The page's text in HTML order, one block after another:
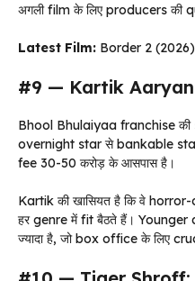
अगली film के लिए producers की
Latest Film: Border 2 (2026)
#9 — Kartik Aaryan:
Bhool Bhulaiyaa franchise
overnight star से bankable star
fee ₹30-50 करोड़ के आसपास है।
Kartik की खासियत है कि वे
हर genre में fit बैठते हैं।
ज्यादा है, जो box office के लिए